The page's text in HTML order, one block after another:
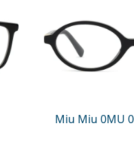
Miu Miu 0MU